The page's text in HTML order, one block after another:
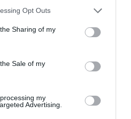
Opt Outs
Sharing of my
Sale of my
my
Advertising.
Αρχαιολογικό
φως της
Αυγουστιάτικης